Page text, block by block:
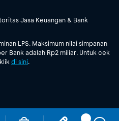
Jasa Keuangan & Bank
LPS. Maksimum nilai simpanan
Bank adalah Rp2 miliar. Untuk cek
di sini.